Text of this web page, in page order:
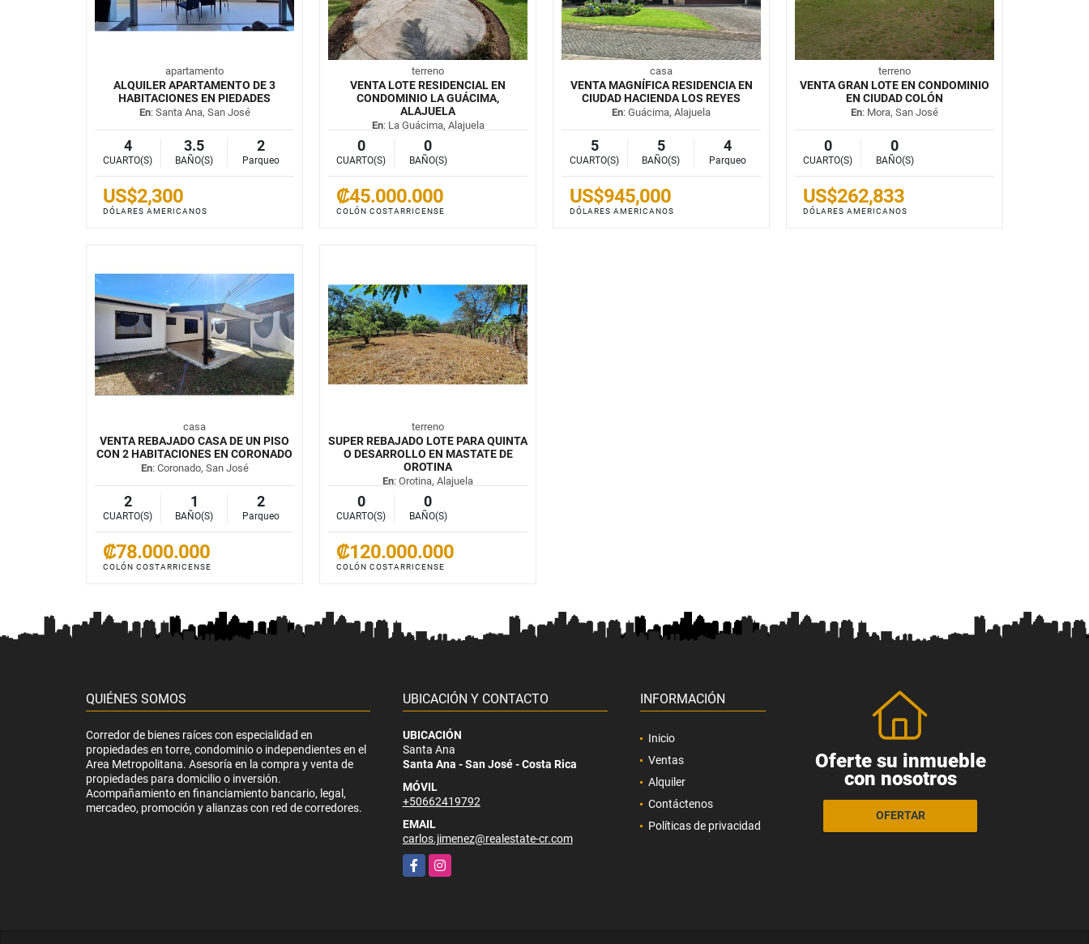
apartamento
ALQUILER APARTAMENTO DE 3
HABITACIONES EN PIEDADES
En: Santa Ana, San José
4
CUARTO(S)
3.5
BAÑO(S)
2
Parqueo
US$2,300
DÓLARES AMERICANOS
terreno
VENTA LOTE RESIDENCIAL EN
CONDOMINIO LA GUÁCIMA,
ALAJUELA
En: La Guácima, Alajuela
0
CUARTO(S)
0
BAÑO(S)
₡45.000.000
COLÓN COSTARRICENSE
casa
VENTA MAGNÍFICA RESIDENCIA EN
CIUDAD HACIENDA LOS REYES
En: Guácima, Alajuela
5
CUARTO(S)
5
BAÑO(S)
4
Parqueo
US$945,000
DÓLARES AMERICANOS
terreno
VENTA GRAN LOTE EN CONDOMINIO
EN CIUDAD COLÓN
En: Mora, San José
0
CUARTO(S)
0
BAÑO(S)
US$262,833
DÓLARES AMERICANOS
casa
VENTA REBAJADO CASA DE UN PISO
CON 2 HABITACIONES EN CORONADO
En: Coronado, San José
2
CUARTO(S)
1
BAÑO(S)
2
Parqueo
₡78.000.000
COLÓN COSTARRICENSE
terreno
SUPER REBAJADO LOTE PARA QUINTA
O DESARROLLO EN MASTATE DE
OROTINA
En: Orotina, Alajuela
0
CUARTO(S)
0
BAÑO(S)
₡120.000.000
COLÓN COSTARRICENSE
QUIÉNES SOMOS
Corredor de bienes raíces con especialidad en
propiedades en torre, condominio o independientes en el
Area Metropolitana. Asesoría en la compra y venta de
propiedades para domicilio o inversión.
Acompañamiento en financiamiento bancario, legal,
mercadeo, promoción y alianzas con red de corredores.
UBICACIÓN Y CONTACTO
UBICACIÓN
Santa Ana
Santa Ana - San José - Costa Rica
MÓVIL
+50662419792
EMAIL
carlos.jimenez@realestate-cr.com
FacebookInstagram
INFORMACIÓN
Inicio
Ventas
Alquiler
Contáctenos
Políticas de privacidad
Oferte su inmueble
con nosotros
OFERTAR